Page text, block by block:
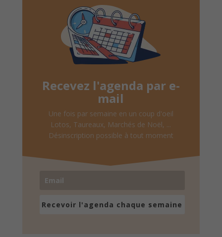
Recevez l'agenda par e-
mail
Une fois par semaine en un coup d'oeil
Lotos, Taureaux, Marchés de Noël, ...
Désinscription possible à tout moment
Recevoir l'agenda chaque semaine